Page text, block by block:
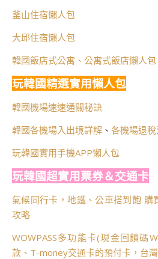
釜山住宿懶人包
大邱住宿懶人包
韓國飯店式公寓、公寓式飯店懶人包
玩韓國精選實用懶人包
韓國機場速速通關秘訣
韓國各機場入出境詳解 、 各機場退
玩韓國實用手機APP懶人包
玩韓國超實用票券＆交通卡
氣候同行卡，地鐵、公車搭到飽 購
攻略
WOWPASS多功能卡(現金回饋碼
款、T-money交通卡的預付卡，台